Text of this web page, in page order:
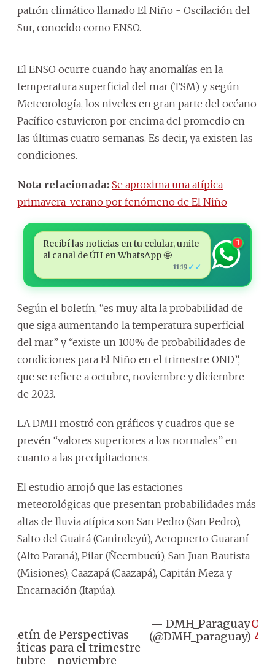
patrón climático llamado El Niño - Oscilación del
Sur, conocido como ENSO.
El ENSO ocurre cuando hay anomalías en la
temperatura superficial del mar (TSM) y según
Meteorología, los niveles en gran parte del océano
Pacífico estuvieron por encima del promedio en
las últimas cuatro semanas. Es decir, ya existen las
condiciones.
Nota relacionada: Se aproxima una atípica
primavera-verano por fenómeno de El Niño
Recibí las noticias en tu celular, unite
al canal de ÚH en WhatsApp 🤩
11:19 ✓✓
1
Según el boletín, “es muy alta la probabilidad de
que siga aumentando la temperatura superficial
del mar” y “existe un 100% de probabilidades de
condiciones para El Niño en el trimestre OND”,
que se refiere a octubre, noviembre y diciembre
de 2023.
LA DMH mostró con gráficos y cuadros que se
prevén “valores superiores a los normales” en
cuanto a las precipitaciones.
El estudio arrojó que las estaciones
meteorológicas que presentan probabilidades más
altas de lluvia atípica son San Pedro (San Pedro),
Salto del Guairá (Canindeyú), Aeropuerto Guaraní
(Alto Paraná), Pilar (Ñeembucú), San Juan Bautista
(Misiones), Caazapá (Caazapá), Capitán Meza y
Encarnación (Itapúa).
Boletín de Perspectivas
para el trimestre
octubre - noviembre -
— DMH_Paraguay
(@DMH_paraguay) 4,